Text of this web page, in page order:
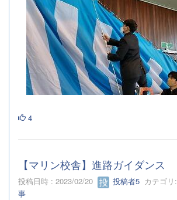
4
【マリン校舎】進路ガイダンス
投稿日時 : 2023/02/20 投稿者5 カテゴリ:
事